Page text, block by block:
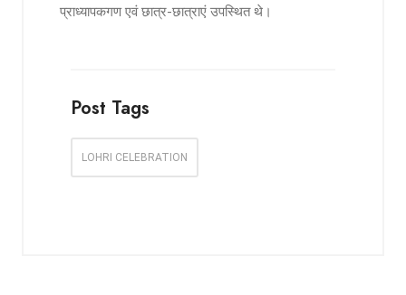
प्राध्यापकगण एवं छात्र-छात्राएं उपस्थित थे।
Post Tags
LOHRI CELEBRATION